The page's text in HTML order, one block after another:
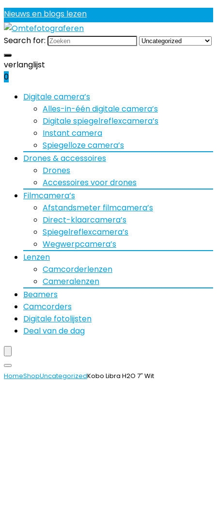
Nieuws en blogs lezen
Search for:
verlanglijst
0
Digitale camera’s
Alles-in-één digitale camera’s
Digitale spiegelreflexcamera’s
Instant camera
Spiegelloze camera’s
Drones & accessoires
Drones
Accessoires voor drones
Filmcamera’s
Afstandsmeter filmcamera’s
Direct-klaarcamera’s
Spiegelreflexcamera’s
Wegwerpcamera’s
Lenzen
Camcorderlenzen
Cameralenzen
Beamers
Camcorders
Digitale fotolijsten
Deal van de dag
HomeShopUncategorizedKobo Libra H2O 7″ Wit